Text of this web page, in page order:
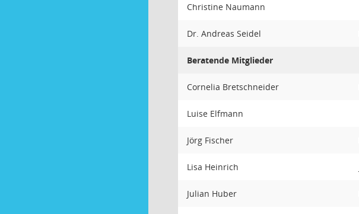
Christine Naumann
Dr. Andreas Seidel
Beratende Mitglieder
Cornelia Bretschneider
Luise Elfmann
Jörg Fischer
Lisa Heinrich
Julian Huber